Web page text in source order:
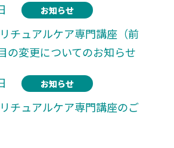
お知らせ
チュアルケア専門講座（前
の変更についてのお知らせ
お知らせ
チュアルケア専門講座のご